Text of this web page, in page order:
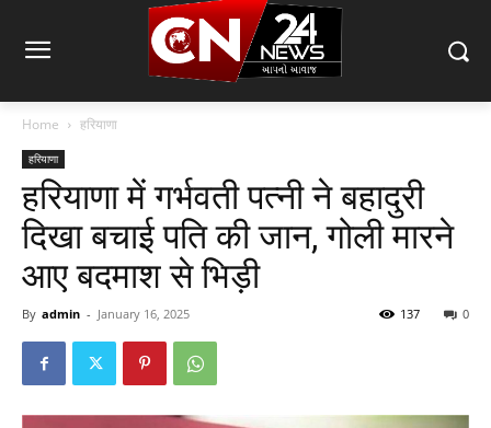
Home हरियाणा
हरियाणा
हरियाणा में गर्भवती पत्नी ने बहादुरी
दिखा बचाई पति की जान, गोली मारने
आए बदमाश से भिड़ी
By admin - January 16, 2025 0
137